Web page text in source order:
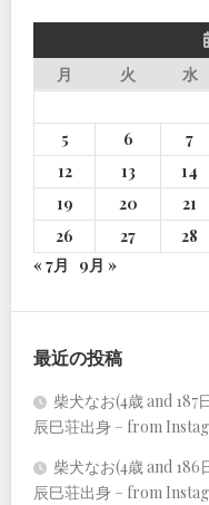
月
火 水
5
6 7
12
13 14
19
20 21
26
27 28
« 7月
9月 »
最近の投稿
柴犬なお(4歳 and
辰巳荘出身 – from
柴犬なお(4歳 and
辰巳荘出身 – from